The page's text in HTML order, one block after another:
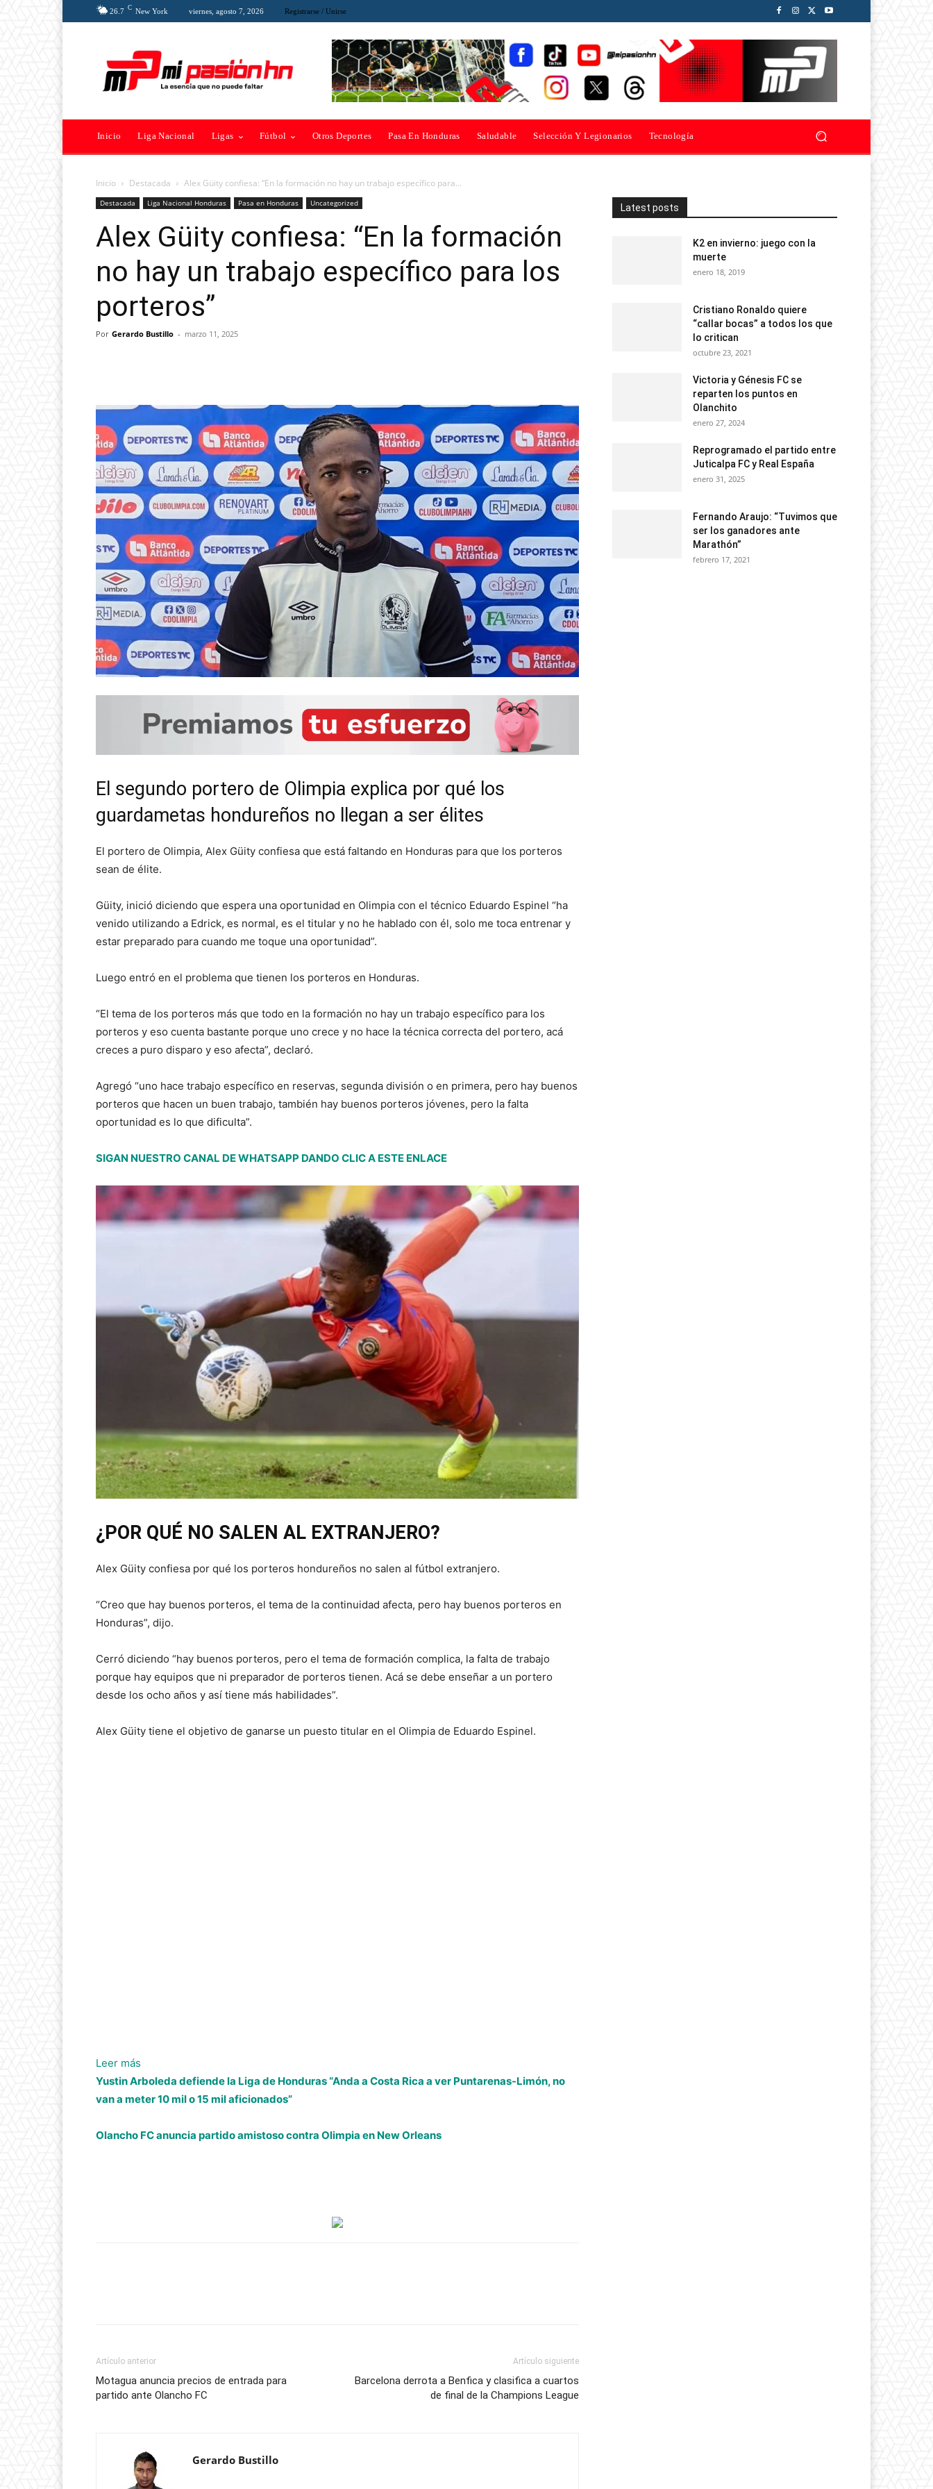
26.7 C New York viernes, agosto 7, 2026 Registrarse / Unirse
Inicio Liga Nacional Ligas Fútbol Otros Deportes Pasa En Honduras Saludable Selección Y Legionarios Tecnología
Inicio Destacada Alex Güity confiesa: “En la formación no hay un trabajo específico para...
Destacada Liga Nacional Honduras Pasa en Honduras Uncategorized
Alex Güity confiesa: “En la formación
no hay un trabajo específico para los
porteros”
Por Gerardo Bustillo - marzo 11, 2025
El segundo portero de Olimpia explica por qué los
guardametas hondureños no llegan a ser élites
El portero de Olimpia, Alex Güity confiesa que está faltando en Honduras para que los porteros
sean de élite.
Güity, inició diciendo que espera una oportunidad en Olimpia con el técnico Eduardo Espinel “ha
venido utilizando a Edrick, es normal, es el titular y no he hablado con él, solo me toca entrenar y
estar preparado para cuando me toque una oportunidad”.
Luego entró en el problema que tienen los porteros en Honduras.
“El tema de los porteros más que todo en la formación no hay un trabajo específico para los
porteros y eso cuenta bastante porque uno crece y no hace la técnica correcta del portero, acá
creces a puro disparo y eso afecta”, declaró.
Agregó “uno hace trabajo específico en reservas, segunda división o en primera, pero hay buenos
porteros que hacen un buen trabajo, también hay buenos porteros jóvenes, pero la falta
oportunidad es lo que dificulta”.
SIGAN NUESTRO CANAL DE WHATSAPP DANDO CLIC A ESTE ENLACE
¿POR QUÉ NO SALEN AL EXTRANJERO?
Alex Güity confiesa por qué los porteros hondureños no salen al fútbol extranjero.
“Creo que hay buenos porteros, el tema de la continuidad afecta, pero hay buenos porteros en
Honduras”, dijo.
Cerró diciendo “hay buenos porteros, pero el tema de formación complica, la falta de trabajo
porque hay equipos que ni preparador de porteros tienen. Acá se debe enseñar a un portero
desde los ocho años y así tiene más habilidades”.
Alex Güity tiene el objetivo de ganarse un puesto titular en el Olimpia de Eduardo Espinel.
Leer más
Alex
Güity
“En
Yustin Arboleda defiende la Liga de Honduras “Anda a Costa Rica a ver Puntarenas-Limón, no
van a meter 10 mil o 15 mil aficionados”
Olancho FC anuncia partido amistoso contra Olimpia en New Orleans
Artículo anterior
Motagua anuncia precios de entrada para
partido ante Olancho FC
Artículo siguiente
Barcelona derrota a Benfica y clasifica a cuartos
de final de la Champions League
Gerardo Bustillo
Latest posts
K2 en invierno: juego con la
muerte
enero 18, 2019
Cristiano Ronaldo quiere
“callar bocas” a todos los que
lo critican
octubre 23, 2021
Victoria y Génesis FC se
reparten los puntos en
Olanchito
enero 27, 2024
Reprogramado el partido entre
Juticalpa FC y Real España
enero 31, 2025
Fernando Araujo: “Tuvimos que
ser los ganadores ante
Marathón”
febrero 17, 2021